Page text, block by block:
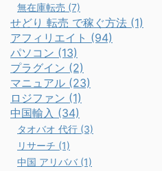
無在庫転売 (7)
せどり 転売 で稼ぐ方法 (1)
アフィリエイト (94)
パソコン (13)
プラグイン (2)
マニュアル (23)
ロジファン (1)
中国輸入 (34)
タオバオ 代行 (3)
リサーチ (1)
中国 アリババ (1)